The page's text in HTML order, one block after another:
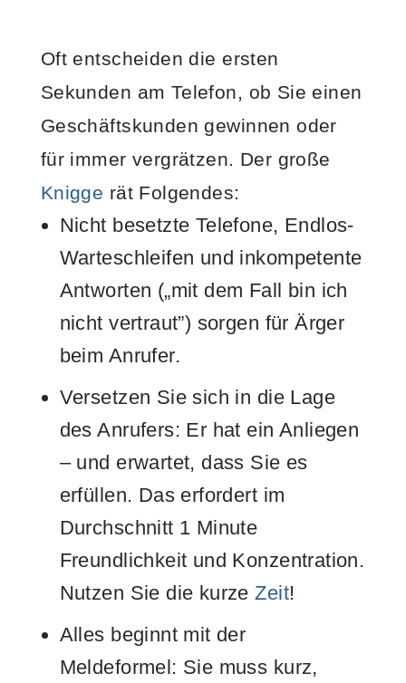
Oft entscheiden die ersten
Sekunden am Telefon, ob Sie einen
Geschäftskunden gewinnen oder
für immer vergrätzen. Der große
Knigge rät Folgendes:
Nicht besetzte Telefone, Endlos-
Warteschleifen und inkompetente
Antworten („mit dem Fall bin ich
nicht vertraut”) sorgen für Ärger
beim Anrufer.
Versetzen Sie sich in die Lage
des Anrufers: Er hat ein Anliegen
– und erwartet, dass Sie es
erfüllen. Das erfordert im
Durchschnitt 1 Minute
Freundlichkeit und Konzentration.
Nutzen Sie die kurzeZeit!
Alles beginnt mit der
Meldeformel: Sie muss kurz,